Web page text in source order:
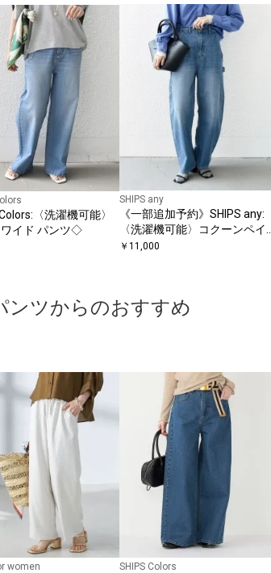
〈洗濯機可能〉
イド パンツ◇
SHIPS any
《一部追加予約》SHIPS any:
〈洗濯機可能〉コクーンペイ
ンター デニムパンツ［SHIPS
￥ 11,000
ンツからのおすすめ
women SHIPS Colors